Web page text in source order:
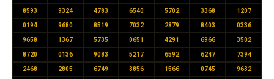
8593 9324 4783 6540 5702 3368 1207
0194 9680 8519 7032 2879 8403 0336
9658 1367 5735 0651 4291 6966 3502
8720 0136 9083 5217 6592 6247 7394
2468 2805 6749 3856 1566 0745 9632